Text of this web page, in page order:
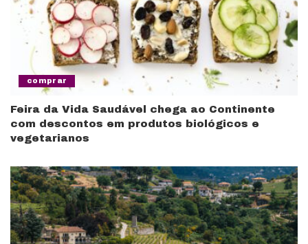
comprar
Feira da Vida Saudável chega ao Continente
com descontos em produtos biológicos e
vegetarianos